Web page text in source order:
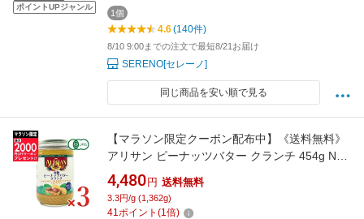
ポイントUPジャンル
1個
4.6(140件)
8/10 9:00までの注文で最短8/21お届け
SERENO[セレーノ]
同じ商品を安い順で見る
【マラソン限定クーポン配布中】《送料無料》
アリサン ピーナッツバター クランチ 454g N11
× 3個 有機JAS 【 まとめ買い 】
4,480 円 送料無料
3.3円/g (1,362g)
41ポイント (1倍)